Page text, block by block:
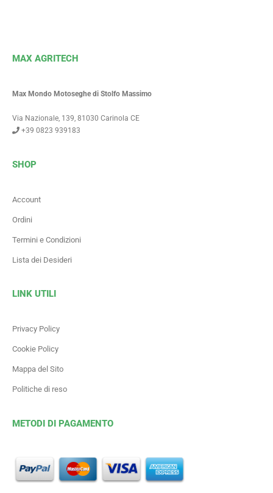
MAX AGRITECH
Max Mondo Motoseghe di Stolfo Massimo
Via Nazionale, 139, 81030 Carinola CE
+39 0823 939183
SHOP
Account
Ordini
Termini e Condizioni
Lista dei Desideri
LINK UTILI
Privacy Policy
Cookie Policy
Mappa del Sito
Politiche di reso
METODI DI PAGAMENTO